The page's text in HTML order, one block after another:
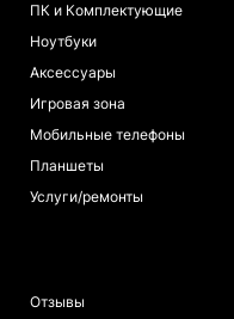
ПК и Комплектующие
Ноутбуки
Аксессуары
Игровая зона
Мобильные телефоны
Планшеты
Услуги/ремонты
Отзывы